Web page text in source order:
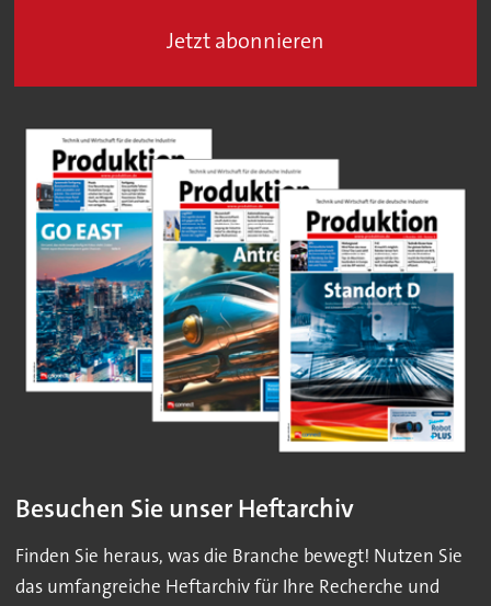
Jetzt abonnieren
Besuchen Sie unser Heftarchiv
Finden Sie heraus, was die Branche bewegt! Nutzen Sie
das umfangreiche Heftarchiv für Ihre Recherche und